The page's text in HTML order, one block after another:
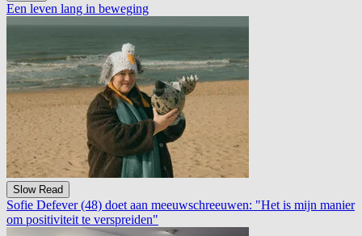
Een leven lang in beweging
Slow Read
Sofie Defever (48) doet aan meeuwschreeuwen: "Het is mijn manier
om positiviteit te verspreiden"